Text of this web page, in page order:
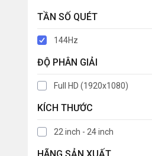
TẦN SỐ QUÉT
144Hz
ĐỘ PHÂN GIẢI
Full HD (1920x1080)
KÍCH THƯỚC
22 inch - 24 inch
HÃNG SẢN XUẤT